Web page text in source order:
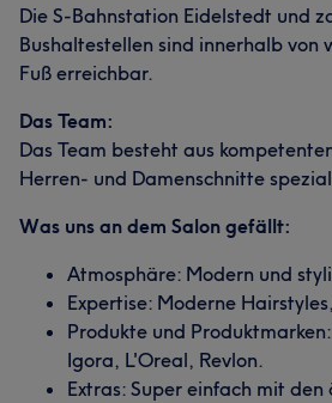
Die S-Bahnstation Eidelstedt und
Bushaltestellen sind innerhalb von
Fuß erreichbar.
Das Team:
Das Team besteht aus
Herren- und Damenschnitte
Was uns an dem Salon gefällt:
Atmosphäre: Modern und
Expertise: Moderne
Produkte und
Igora, L'Oreal, Revlon.
Extras: Super einfach mit den